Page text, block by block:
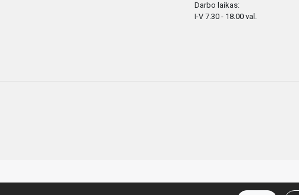
Darbo laikas:
I-V 7.30 - 18.00 val.